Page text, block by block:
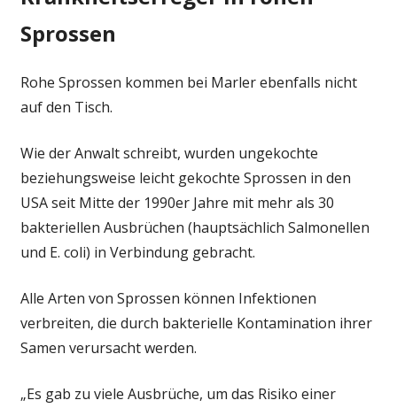
Sprossen
Rohe Sprossen kommen bei Marler ebenfalls nicht
auf den Tisch.
Wie der Anwalt schreibt, wurden ungekochte
beziehungsweise leicht gekochte Sprossen in den
USA seit Mitte der 1990er Jahre mit mehr als 30
bakteriellen Ausbrüchen (hauptsächlich Salmonellen
und E. coli) in Verbindung gebracht.
Alle Arten von Sprossen können Infektionen
verbreiten, die durch bakterielle Kontamination ihrer
Samen verursacht werden.
„Es gab zu viele Ausbrüche, um das Risiko einer